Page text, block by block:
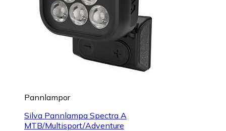
Pannlampor
Silva Pannlampa Spectra A
MTB/Multisport/Adventure